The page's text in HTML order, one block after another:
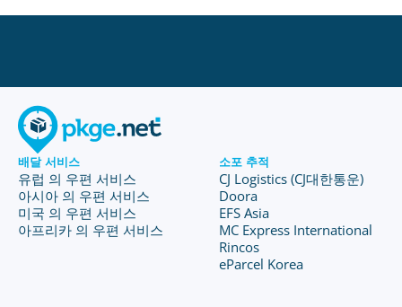
배달 서비스
유럽 의 우편 서비스
아시아 의 우편 서비스
미국 의 우편 서비스
아프리카 의 우편 서비스
소포 추적
CJ Logistics (CJ대한통운)
Doora
EFS Asia
MC Express International
Rincos
eParcel Korea